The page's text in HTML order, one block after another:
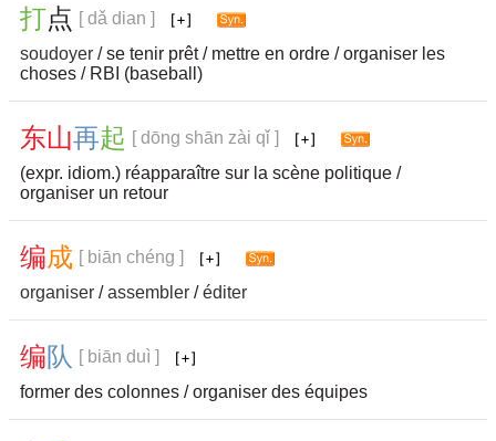
打点 [ dǎ dian ]
soudoyer / se tenir prêt / mettre en ordre / organiser les
choses / RBI (baseball)
东山再起 [ dōng shān zài qǐ ]
(expr. idiom.) réapparaître sur la scène politique /
organiser un retour
编成 [ biān chéng ]
organiser /assembler /éditer
编队 [ biān duì ]
former des colonnes / organiser des équipes